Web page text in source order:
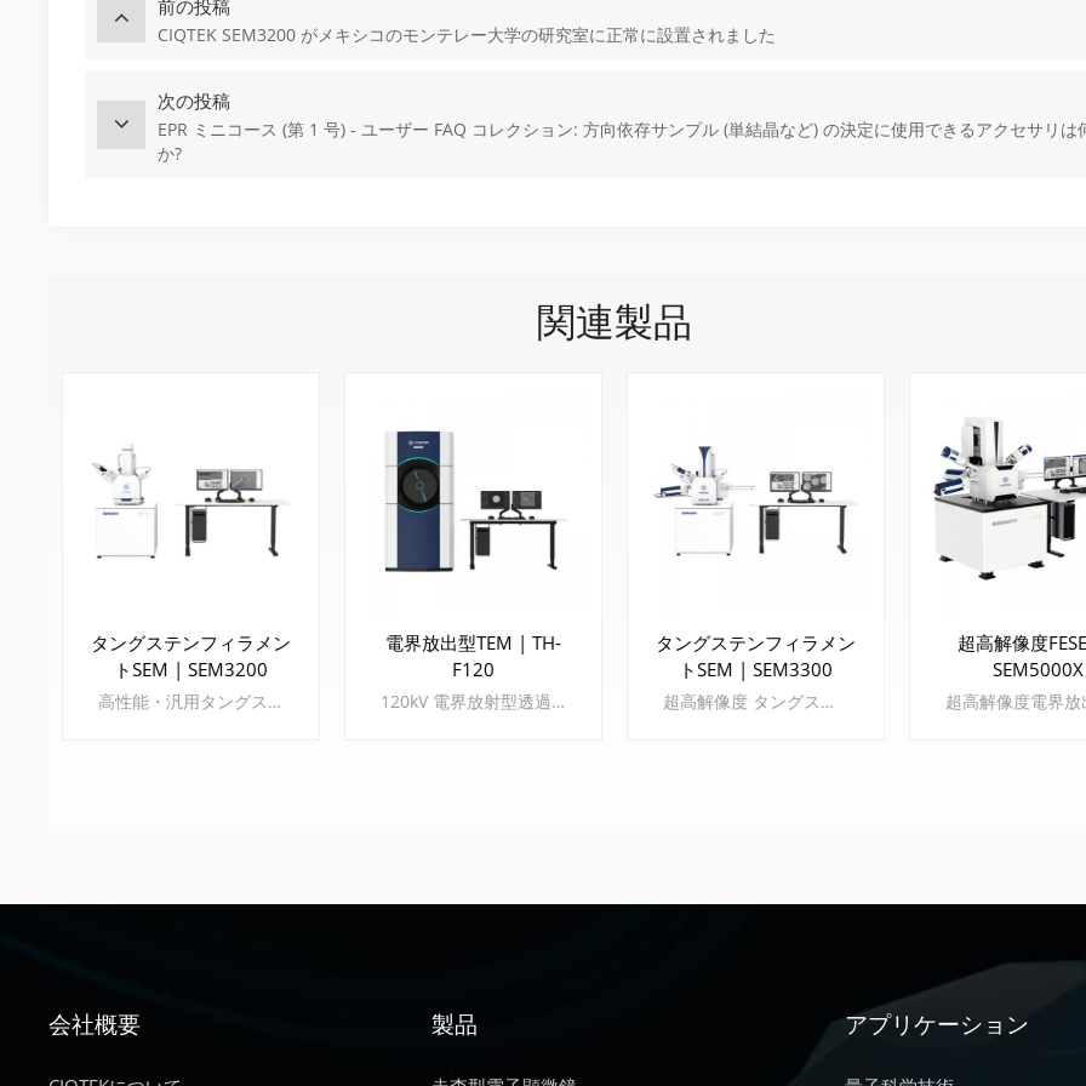
前の投稿
CIQTEK SEM3200 がメキシコのモンテレー大学の研究室に正常に設置されました
次の投稿
EPR ミニコース (第 1 号) - ユーザー FAQ コレクション: 方向依存サンプル (単結晶など) の決定に使用できるアクセサリは
か?
関連製品
タングステンフィラメン
トSEM | SEM3200
高性能・汎用タングステンフィラメントSEM 顕微鏡 その CIQTEK SEM3200 SEM顕微鏡 SEM3200は、優れた総合性能を備えた汎用性の高いタングステンフィラメント走査型電子顕微鏡（SEM）です。独自のデュアルアノード電子銃構造により、低励起電圧でも高解像度を実現し、画像S/N比を向上させます。さらに、豊富なオプションアクセサリが用意されているため、SEM3200は優れた拡張性を備えた多用途の分析装置となっています。
電界放出型TEM | TH-
F120
120kV 電界放射型透過電子顕微鏡 (TEM) １．分割されたワークスペース: ユーザーは、TEM への環境干渉を軽減する分割された部屋で快適に TEM を操作できます。 ２．高い運用効率: 指定されたソフトウェアは高度に自動化されたプロセスを統合し、リアルタイム監視による効率的な TEM インタラクションを可能にします。 ３．アップグレードされた操作体験: 高度に自動化されたシステムを備えた電界放出型電子銃を搭載。 ４．高い拡張性: ユーザーがより上位の構成にアップグレードできるように、さまざまなアプリケーション要件を満たす十分なインターフェイスが確保されています。
タングステンフィラメン
トSEM | SEM3300
超高解像度 タングステンフィラメント走査型電子顕微鏡 その CIQTEK SEM3300 走査型電子顕微鏡（SEM） 「スーパートンネル」電子光学系、インレンズ電子検出器、静電・電磁複合対物レンズなどの技術を採用しています。これらの技術をタングステンフィラメント顕微鏡に適用することで、長年のSEMの分解能限界を突破し、これまで電界放出型SEMでしか実現できなかった低電圧分析をタングステンフィラメントSEMで実行できるようになります。
超高解像度
SEM5000X
もっと詳しく
会社概要 製品 アプリケーション